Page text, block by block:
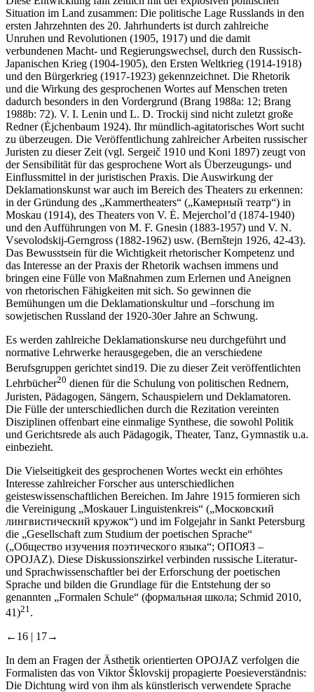
Situation im Land zusammen: Die politische Lage Russlands in den
ersten Jahrzehnten des 20. Jahrhunderts ist durch zahlreiche
Unruhen und Revolutionen (1905, 1917) und die damit
verbundenen Macht- und Regierungswechsel, durch den Russisch-
Japanischen Krieg (1904-1905), den Ersten Weltkrieg (1914-1918)
und den Bürgerkrieg (1917-1923) gekennzeichnet. Die Rhetorik
und die Wirkung des gesprochenen Wortes auf Menschen treten
dadurch besonders in den Vordergrund (Brang 1988a: 12; Brang
1988b: 72). V. I. Lenin und L. D. Trockij sind nicht zuletzt große
Redner (Ėjchenbaum 1924). Ihr mündlich-agitatorisches Wort sucht
zu überzeugen. Die Veröffentlichung zahlreicher Arbeiten russischer
Juristen zu dieser Zeit (vgl. Sergeič 1910 und Koni 1897) zeugt von
der Sensibilität für das gesprochene Wort als Überzeugungs- und
Einflussmittel in der juristischen Praxis. Die Auswirkung der
Deklamationskunst war auch im Bereich des Theaters zu erkennen:
in der Gründung des „Kammertheaters“ („Камерный театр“) in
Moskau (1914), des Theaters von V. Ė. Mejerchol’d (1874-1940)
und den Aufführungen von M. F. Gnesin (1883-1957) und V. N.
Vsevolodskij-Gerngross (1882-1962) usw. (Bernštejn 1926, 42-43).
Das Bewusstsein für die Wichtigkeit rhetorischer Kompetenz und
das Interesse an der Praxis der Rhetorik wachsen immens und
bringen eine Fülle von Maßnahmen zum Erlernen und Aneignen
von rhetorischen Fähigkeiten mit sich. So gewinnen die
Bemühungen um die Deklamationskultur und –forschung im
sowjetischen Russland der 1920-30er Jahre an Schwung.
Es werden zahlreiche Deklamationskurse neu durchgeführt und
normative Lehrwerke herausgegeben, die an verschiedene
Berufsgruppen gerichtet sind19. Die zu dieser Zeit veröffentlichten
Lehrbücher20 dienen für die Schulung von politischen Rednern,
Juristen, Pädagogen, Sängern, Schauspielern und Deklamatoren.
Die Fülle der unterschiedlichen durch die Rezitation vereinten
Disziplinen offenbart eine einmalige Synthese, die sowohl Politik
und Gerichtsrede als auch Pädagogik, Theater, Tanz, Gymnastik u.a.
einbezieht.
Die Vielseitigkeit des gesprochenen Wortes weckt ein erhöhtes
Interesse zahlreicher Forscher aus unterschiedlichen
geisteswissenschaftlichen Bereichen. Im Jahre 1915 formieren sich
die Vereinigung „Moskauer Linguistenkreis“ („Московский
лингвистический кружок“) und im Folgejahr in Sankt Petersburg
die „Gesellschaft zum Studium der poetischen Sprache“
(„Общество изучения поэтического языка“; ОПОЯЗ –
OPOJAZ). Diese Diskussionszirkel verbinden russische Literatur-
und Sprachwissenschaftler bei der Erforschung der poetischen
Sprache und bilden die Grundlage für die Entstehung der so
genannten „Formalen Schule“ (формальная школа; Schmid 2010,
41)21 .
←16 | 17→
In dem an Fragen der Ästhetik orientierten OPOJAZ verfolgen die
Formalisten das von Viktor Šklovskij propagierte Poesieverständnis:
Die Dichtung wird von ihm als künstlerisch verwendete Sprache